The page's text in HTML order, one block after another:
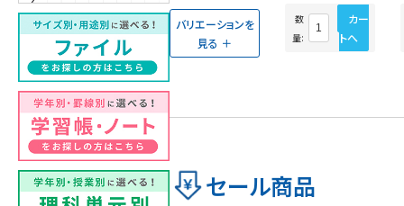
バリエーションを
見る
数
量:
カー
トへ
セール商品